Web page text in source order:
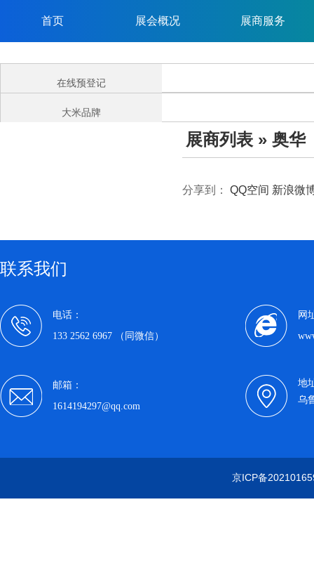
首页 展会概况 展商服务
在线预登记
大米品牌
展商列表 » 奥华
分享到： QQ空间 新浪微
联系我们
电话：
133 2562 6967 （同微信）
网
邮箱：
1614194297@qq.com
地
乌
京ICP备